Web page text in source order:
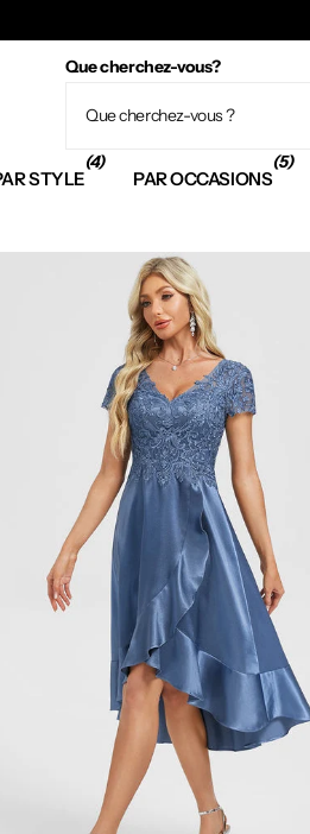
Que cherchez-vous?
STYLE
(4)
PAR OCCASIONS
(5)